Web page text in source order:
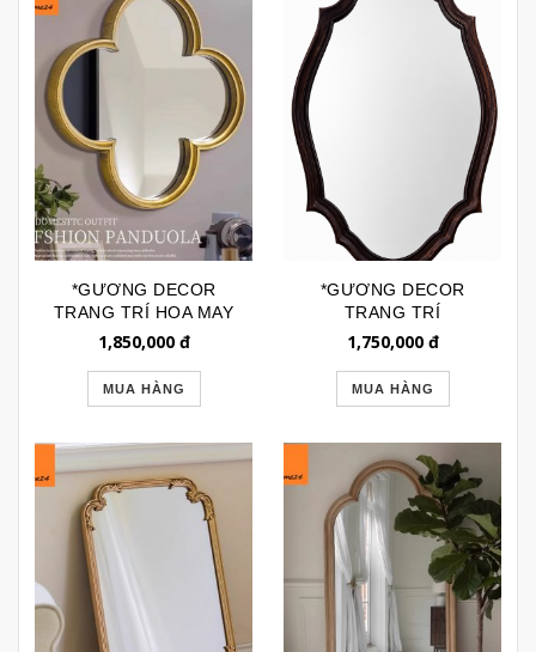
*GƯƠNG DECOR
TRANG TRÍ HOA MAY
MẮN VIỀN VÀNG
1,850,000đ
MUA HÀNG
*GƯƠNG DECOR
TRANG TRÍ
INDOCHINE DÁNG
1,750,000đ
MUA HÀNG